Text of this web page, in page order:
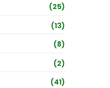
(25)
(13)
(8)
(2)
(41)